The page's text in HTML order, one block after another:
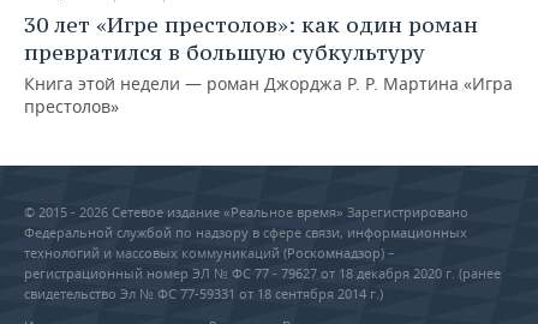
30 лет «Игре престолов»: как один роман
превратился в большую субкультуру
Книга этой недели — роман Джорджа Р. Р. Мартина «Игра
престолов»
© 2015 - 2026 Сетевое издание «Реальное время» Зарегистрировано
Федеральной службой по надзору в сфере связи, информационных
технологий и массовых коммуникаций (Роскомнадзор) –
регистрационный номер ЭЛ № ФС 77 - 79627 от 18 декабря 2020 г. (ранее
свидетельство Эл № ФС 77-59331 от 18 сентября 2014 г.)